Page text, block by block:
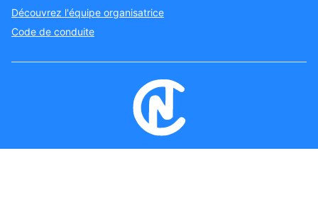
Découvrez l'équipe organisatrice
Code de conduite